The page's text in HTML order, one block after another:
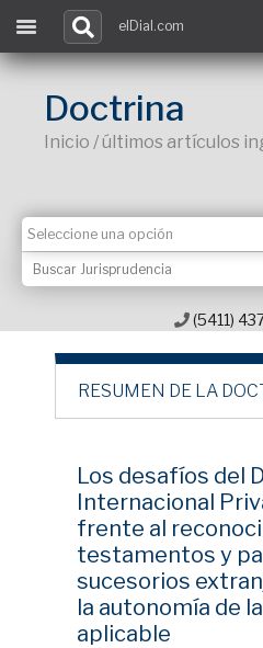
Contacto
elDial.com
Doctrina
Inicio / últimos artículos
(5411)
RESUMEN DE LA
Los desafíos del
Internacional
frente al
testamentos y
sucesorios
la autonomía de
aplicable